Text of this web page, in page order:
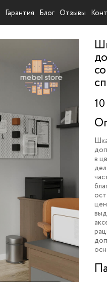
Гарантия Блог Отзывы
в